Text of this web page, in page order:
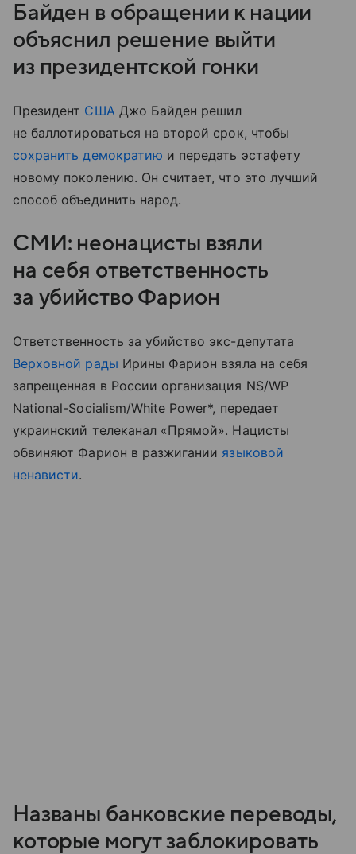
Байден в обращении к нации
объяснил решение выйти
из президентской гонки
Президент СШАДжо Байден решил
не баллотироваться на второй срок, чтобы
сохранить демократию и передать эстафету
новому поколению. Он считает, что это лучший
способ объединить народ.
СМИ: неонацисты взяли
на себя ответственность
за убийство Фарион
Ответственность за убийство экс-депутата
Верховной рады Ирины Фарион взяла на себя
запрещенная в России организация NS/WP
National-Socialism/White Power*, передает
украинский телеканал «Прямой». Нацисты
обвиняют Фарион в разжигании языковой
ненависти.
Названы банковские переводы,
которые могут заблокировать